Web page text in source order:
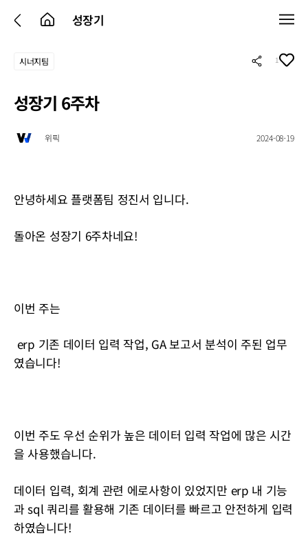
성장기
시너지팀 1
성장기 6주차
위픽 2024-08-19
안녕하세요 플랫폼팀 정진서 입니다.
돌아온 성장기 6주차네요!
이번 주는
erp 기존 데이터 입력 작업, GA 보고서 분석이 주된 업무
였습니다!
이번 주도 우선 순위가 높은 데이터 입력 작업에 많은 시간
을 사용했습니다.
데이터 입력, 회계 관련 에로사항이 있었지만 erp 내 기능
과 sql 쿼리를 활용해 기존 데이터를 빠르고 안전하게 입력
하였습니다!